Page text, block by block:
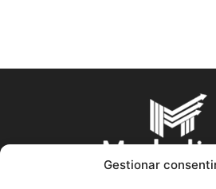
Gestionar